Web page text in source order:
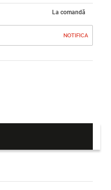
La comandă
NOTIFICA